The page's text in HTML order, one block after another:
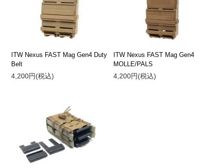
ITW Nexus FAST Mag Gen4 Duty
Belt
4,200円(税込)
ITW Nexus FAST Mag Gen4
MOLLE/PALS
4,200円(税込)